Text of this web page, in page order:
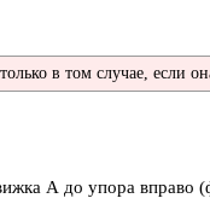
в том случае, если
А до упора